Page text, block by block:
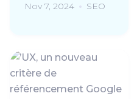
Nov 7, 2024 SEO